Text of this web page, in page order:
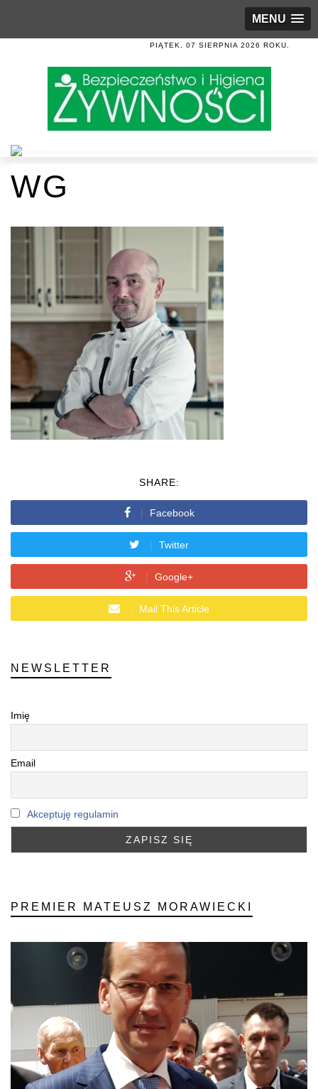
MENU
PIĄTEK, 07 SIERPNIA 2026 ROKU.
WG
SHARE:
Facebook
Twitter
Google+
Mail This Article
NEWSLETTER
Imię
Email
Akceptuję regulamin
PREMIER MATEUSZ MORAWIECKI